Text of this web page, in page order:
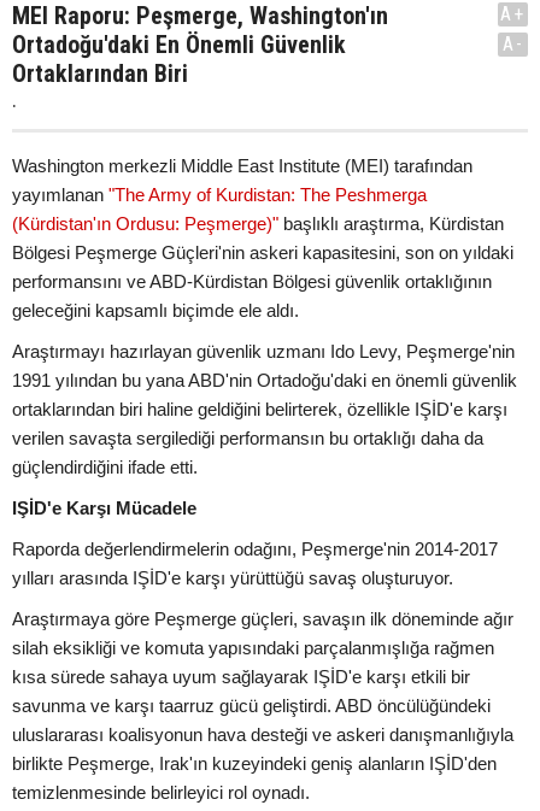
MEI Raporu: Peşmerge, Washington'ın
Ortadoğu'daki En Önemli Güvenlik
Ortaklarından Biri
.
A+
A-
Washington merkezli Middle East Institute (MEI) tarafından
yayımlanan "The Army of Kurdistan: The Peshmerga
(Kürdistan'ın Ordusu: Peşmerge)" başlıklı araştırma, Kürdistan
Bölgesi Peşmerge Güçleri'nin askeri kapasitesini, son on yıldaki
performansını ve ABD-Kürdistan Bölgesi güvenlik ortaklığının
geleceğini kapsamlı biçimde ele aldı.
Araştırmayı hazırlayan güvenlik uzmanı Ido Levy, Peşmerge'nin
1991 yılından bu yana ABD'nin Ortadoğu'daki en önemli güvenlik
ortaklarından biri haline geldiğini belirterek, özellikle IŞİD'e karşı
verilen savaşta sergilediği performansın bu ortaklığı daha da
güçlendirdiğini ifade etti.
IŞİD'e Karşı Mücadele
Raporda değerlendirmelerin odağını, Peşmerge'nin 2014-2017
yılları arasında IŞİD'e karşı yürüttüğü savaş oluşturuyor.
Araştırmaya göre Peşmerge güçleri, savaşın ilk döneminde ağır
silah eksikliği ve komuta yapısındaki parçalanmışlığa rağmen
kısa sürede sahaya uyum sağlayarak IŞİD'e karşı etkili bir
savunma ve karşı taarruz gücü geliştirdi. ABD öncülüğündeki
uluslararası koalisyonun hava desteği ve askeri danışmanlığıyla
birlikte Peşmerge, Irak'ın kuzeyindeki geniş alanların IŞİD'den
temizlenmesinde belirleyici rol oynadı.